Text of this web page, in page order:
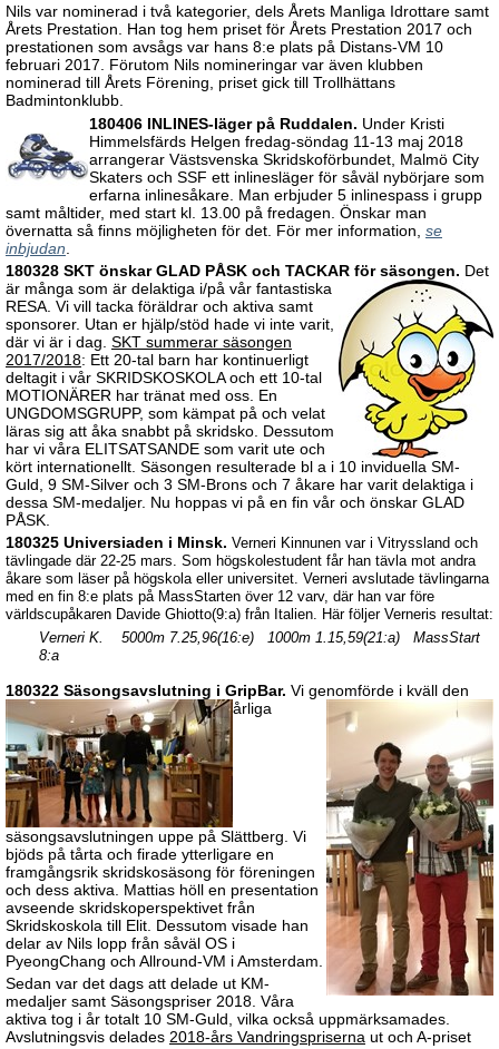
Nils var nominerad i två kategorier, dels Årets Manliga Idrottare samt
Årets Prestation. Han tog hem priset för Årets Prestation 2017 och
prestationen som avsågs var hans 8:e plats på Distans-VM 10
februari 2017. Förutom Nils nomineringar var även klubben
nominerad till Årets Förening, priset gick till Trollhättans
Badmintonklubb.
180406 INLINES-läger på Ruddalen. Under Kristi
Himmelsfärds Helgen fredag-söndag 11-13 maj 2018
arrangerar Västsvenska Skridskoförbundet, Malmö City
Skaters och SSF ett inlinesläger för såväl nybörjare som
erfarna inlinesåkare. Man erbjuder 5 inlinespass i grupp
samt måltider, med start kl. 13.00 på fredagen. Önskar man
övernatta så finns möjligheten för det. För mer information, se
inbjudan
180328 SKT önskar GLAD PÅSK och TACKAR för säsongen. Det
är många som är delaktiga i/på vår fantastiska
RESA. Vi vill tacka föräldrar och aktiva samt
sponsorer. Utan er hjälp/stöd hade vi inte varit,
där vi är i dag. SKT summerar säsongen
2017/2018: Ett 20-tal barn har kontinuerligt
deltagit i vår SKRIDSKOSKOLA och ett 10-tal
MOTIONÄRER har tränat med oss. En
UNGDOMSGRUPP, som kämpat på och velat
läras sig att åka snabbt på skridsko. Dessutom
har vi våra ELITSATSANDE som varit ute och
kört internationellt. Säsongen resulterade bl a i 10 inviduella SM-
Guld, 9 SM-Silver och 3 SM-Brons och 7 åkare har varit delaktiga i
dessa SM-medaljer. Nu hoppas vi på en fin vår och önskar GLAD
PÅSK.
180325 Universiaden i Minsk. Verneri Kinnunen var i Vitryssland och
tävlingade där 22-25 mars. Som högskolestudent får han tävla mot andra
åkare som läser på högskola eller universitet. Verneri avslutade tävlingarna
med en fin 8:e plats på MassStarten över 12 varv, där han var före
världscupåkaren Davide Ghiotto(9:a) från Italien. Här följer Verneris resultat:
Verneri K. 5000m 7.25,96(16:e) 1000m 1.15,59(21:a) MassStart
8:a
180322 Säsongsavslutning i GripBar. Vi genomförde i kväll den
årliga
säsongsavslutningen uppe på Slättberg. Vi
bjöds på tårta och firade ytterligare en
framgångsrik skridskosäsong för föreningen
och dess aktiva. Mattias höll en presentation
avseende skridskoperspektivet från
Skridskoskola till Elit. Dessutom visade han
delar av Nils lopp från såväl OS i
PyeongChang och Allround-VM i Amsterdam.
Sedan var det dags att delade ut KM-
medaljer samt Säsongspriser 2018. Våra
aktiva tog i år totalt 10 SM-Guld, vilka också uppmärksamades.
Avslutningsvis delades 2018-års Vandringspriserna ut och A-priset